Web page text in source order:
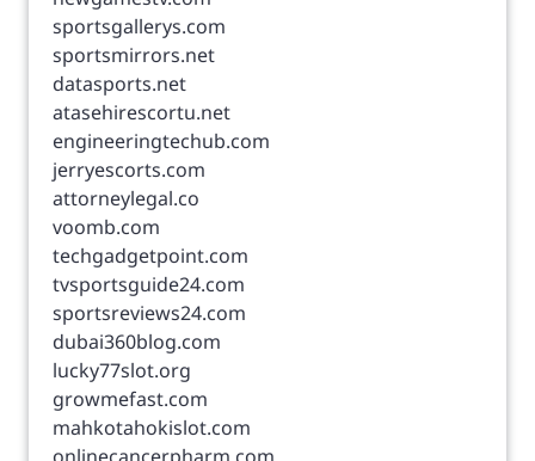
sportsgallerys.com
sportsmirrors.net
datasports.net
atasehirescortu.net
engineeringtechub.com
jerryescorts.com
attorneylegal.co
voomb.com
techgadgetpoint.com
tvsportsguide24.com
sportsreviews24.com
dubai360blog.com
lucky77slot.org
growmefast.com
mahkotahokislot.com